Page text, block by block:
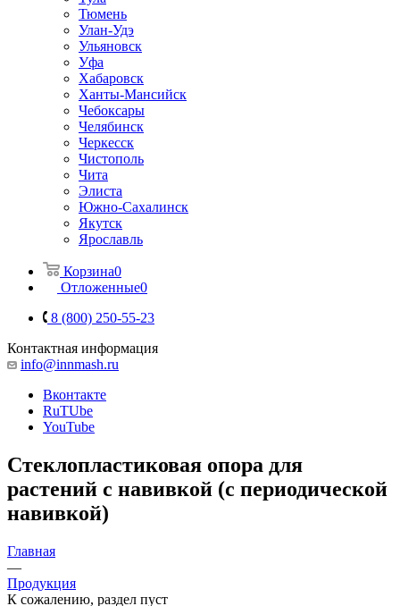
Тюмень
Улан-Удэ
Ульяновск
Уфа
Хабаровск
Ханты-Мансийск
Чебоксары
Челябинск
Черкесск
Чистополь
Чита
Элиста
Южно-Сахалинск
Якутск
Ярославль
Корзина0
Отложенные0
8 (800) 250-55-23
Контактная информация
info@innmash.ru
Вконтакте
RuTUbe
YouTube
Стеклопластиковая опора для
растений с навивкой (с периодической
навивкой)
Главная
—
Продукция
К сожалению, раздел пуст